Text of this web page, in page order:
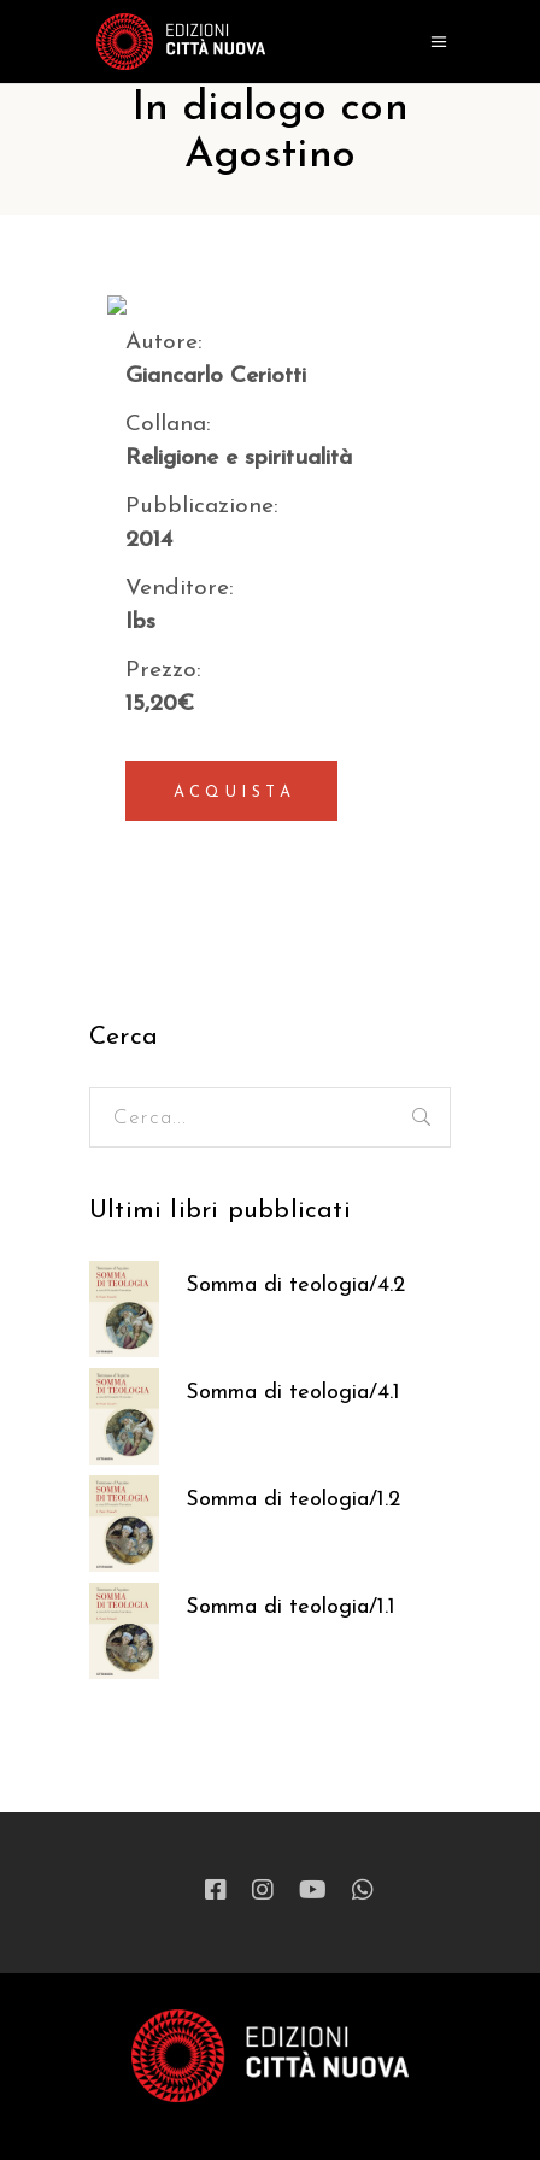
In dialogo con
Agostino
Autore:
Giancarlo Ceriotti
Collana:
Religione e spiritualità
Pubblicazione:
2014
Venditore:
Ibs
Prezzo:
15,20€
ACQUISTA
Cerca
Ultimi libri pubblicati
Somma di teologia/4.2
37,05€
Somma di teologia/4.1
37,05€
Somma di teologia/1.2
37,05€
Somma di teologia/1.1
37,05€